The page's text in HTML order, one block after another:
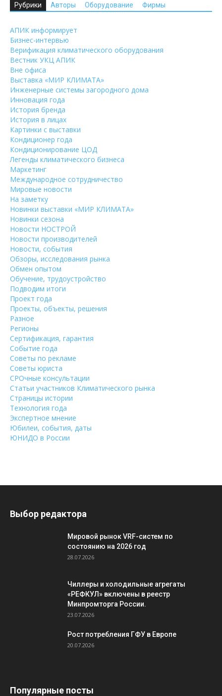
Рубрики Авторы Оборудование Фирмы
АПИК информирует
Бизнес-интервью
Верификация климатического оборудования
Вестник УКЦ АПИК
Вне офиса
Выставка «МИР КЛИМАТА»
Инженерные системы загородного дома
Инновация года
История бренда
История в лицах
Картинки с выставки
Кондиционер года
Кондиционирование ЦОД
Легенды климатического бизнеса
Маркетинг
Международное сотрудничество
Мировые новости
На заметку
Новинки выставки «МИР КЛИМАТА»
Новинки сезона
Новости НОСТРОЙ
Новости производителей
Новости, события
Обзоры, исследования рынка
Обмен опытом
Обучение, трудоустройство
Подводим итоги
Проект года
Проекты, объекты, решения
Разное
Регионы
Сертификация, гарантия
Событие года
Советы по рекламе
Советы юриста
СРОчные консультации
Статьи участников Климатического рынка
Страницы истории
Технология года
Экспертное мнение
Юбилеи, события, даты
ЮНИДО в России
Выбор редактора
Мировой рынок VRF-систем по
состоянию на 2026 год
28.07.2026
Чиллеры и холодильные агрегаты
«РЕФКУЛ» включены в реестр
Минпромторга России.
23.07.2026
Рост потребления ГФУ в Европе
20.07.2026
Популярные посты